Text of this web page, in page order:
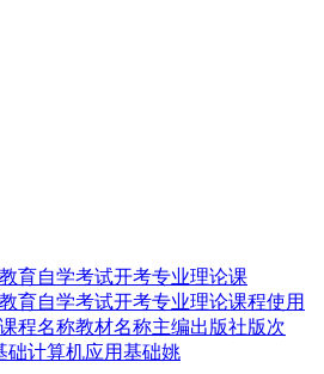
育自学考试开考专业理论课
育自学考试开考专业理论课程使用
程名称教材名称主编出版社版次
础计算机应用基础姚